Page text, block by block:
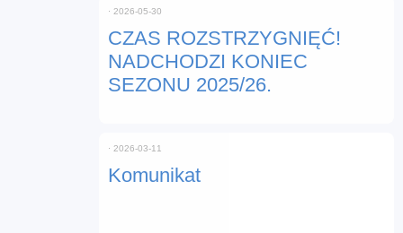
CZAS ROZSTRZYGNIĘĆ!
NADCHODZI KONIEC
SEZONU 2025/26.
⋅ 2026-05-30
Komunikat
⋅ 2026-03-11